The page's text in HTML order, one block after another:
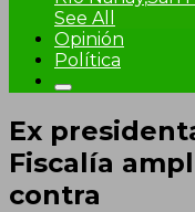
See All
Opinión
Política
Ex
Fiscalía
contra